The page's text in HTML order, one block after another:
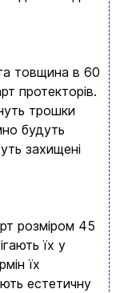
товщина в 60
протекторів.
трошки
будуть
захищені
розміром 45
їх у
їх
естетичну